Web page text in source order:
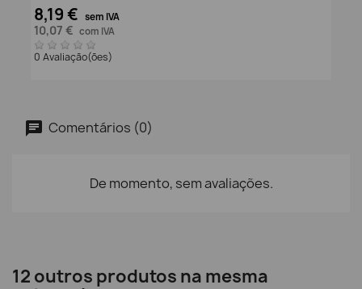
8,19 € sem IVA
10,07 € com IVA
0 Avaliação(ões)
Comentários (0)
De momento, sem avaliações.
12 outros produtos na mesma